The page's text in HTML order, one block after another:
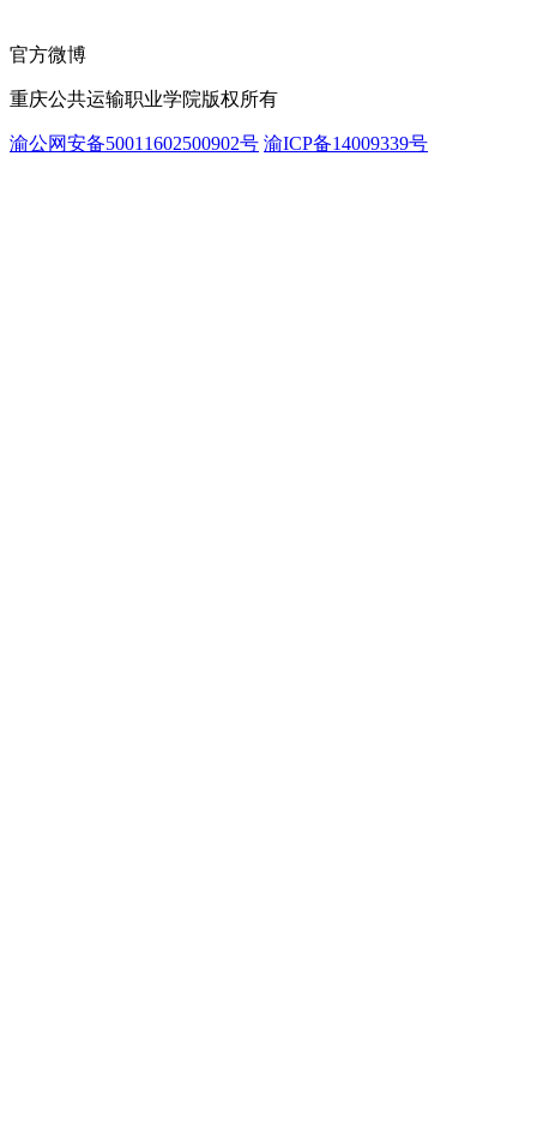
官方微博
重庆公共运输职业学院版权所有
渝公网安备50011602500902号 渝ICP备14009339号